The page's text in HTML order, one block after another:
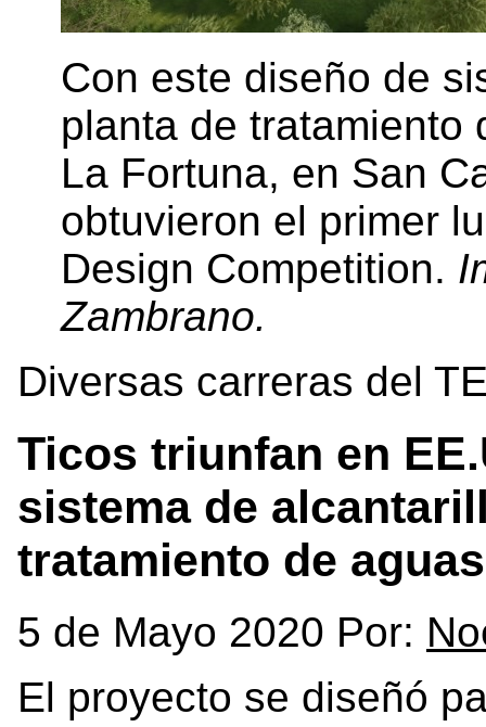
Con este diseño de
planta de tratamiento
La Fortuna, en San
obtuvieron el primer
Design Competition.
Zambrano.
Diversas carreras del
Ticos triunfan en
sistema de
tratamiento de
5 de Mayo 2020 Por:
El proyecto se diseñó